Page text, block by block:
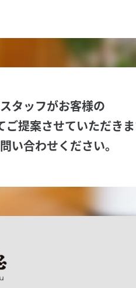
タッフがお客様の
ご提案させていただき
い合わせください。